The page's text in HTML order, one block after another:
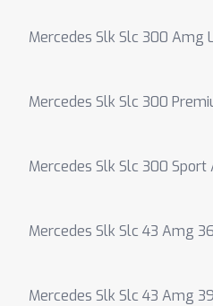
Mercedes Slk Slc 300 Amg
Mercedes Slk Slc 300
Mercedes Slk Slc 300 Sport
Mercedes Slk Slc 43 Amg
Mercedes Slk Slc 43 Amg